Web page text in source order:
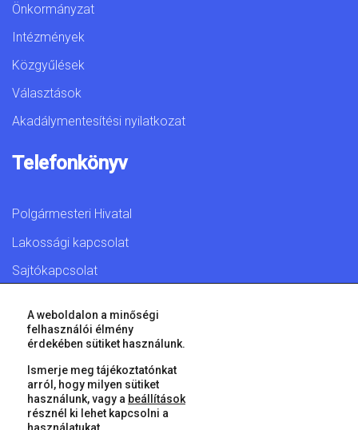
Önkormányzat
Intézmények
Közgyűlések
Választások
Akadálymentesítési nyilatkozat
Telefonkönyv
Polgármesteri Hivatal
Lakossági kapcsolat
Sajtókapcsolat
© 2026 Győr Megyei Jogú Város • Minden jog fenntartva!
A weboldalon a minőségi
felhasználói élmény
érdekében sütiket használunk.
Ismerje meg tájékoztatónkat
arról, hogy milyen sütiket
használunk, vagy a beállítások
résznél ki lehet kapcsolni a